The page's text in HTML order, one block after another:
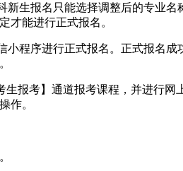
报名只能选择调整后的专业名
才能进行正式报名。
序进行正式报名。正式报名成
考】通道报考课程，并进行网
作。